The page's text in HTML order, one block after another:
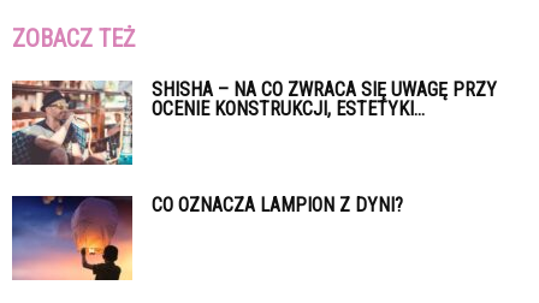
ZOBACZ TEŻ
SHISHA – NA CO ZWRACA SIĘ UWAGĘ PRZY
OCENIE KONSTRUKCJI, ESTETYKI...
CO OZNACZA LAMPION Z DYNI?